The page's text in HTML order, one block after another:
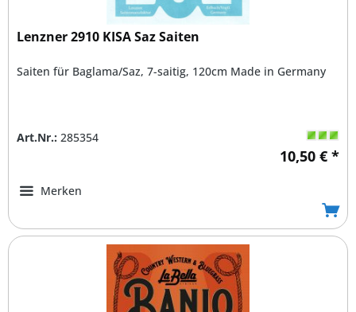
Lenzner 2910 KISA Saz Saiten
Saiten für Baglama/Saz, 7-saitig, 120cm Made in Germany
Art.Nr.: 285354
10,50 € *
Merken